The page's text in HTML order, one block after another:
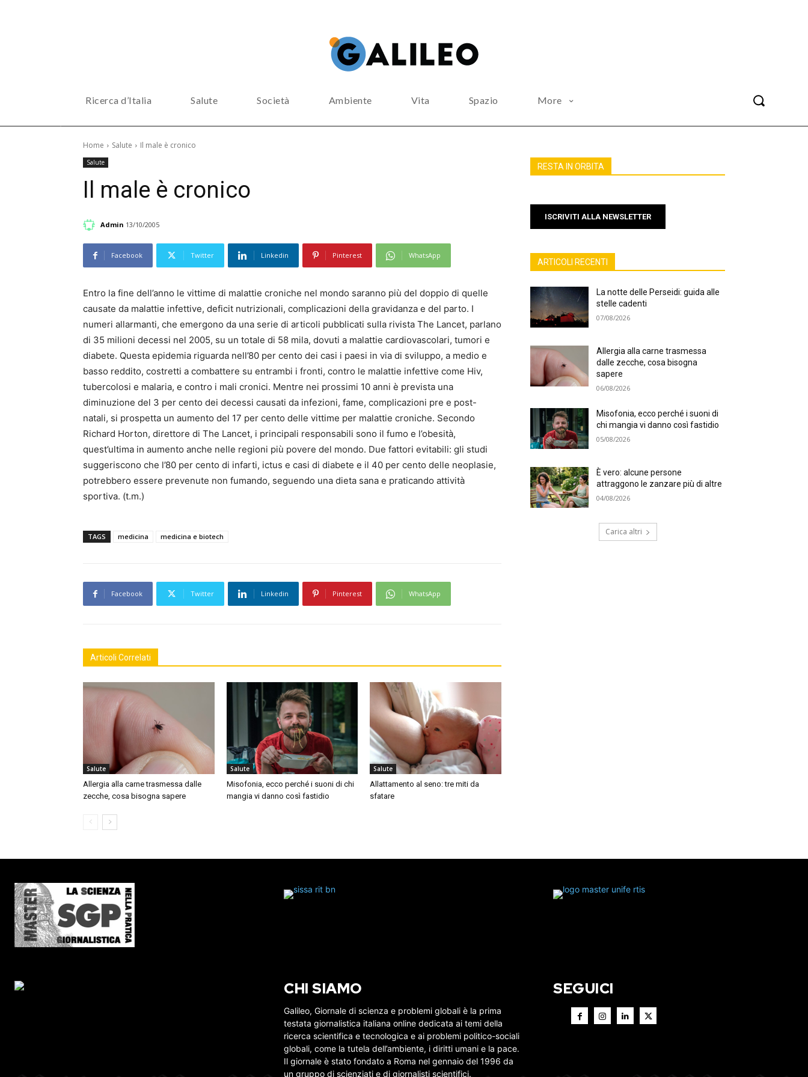
Ricerca d’Italia Salute Società Ambiente Vita Spazio More
Home Salute Il male è cronico
Salute
Il male è cronico
Admin 13/10/2005
Facebook Twitter Linkedin Pinterest WhatsApp
Entro la fine dell’anno le vittime di malattie croniche nel mondo saranno più del doppio di quelle
causate da malattie infettive, deficit nutrizionali, complicazioni della gravidanza e del parto. I
numeri allarmanti, che emergono da una serie di articoli pubblicati sulla rivista The Lancet, parlano
di 35 milioni decessi nel 2005, su un totale di 58 mila, dovuti a malattie cardiovascolari, tumori e
diabete. Questa epidemia riguarda nell’80 per cento dei casi i paesi in via di sviluppo, a medio e
basso reddito, costretti a combattere su entrambi i fronti, contro le malattie infettive come Hiv,
tubercolosi e malaria, e contro i mali cronici. Mentre nei prossimi 10 anni è prevista una
diminuzione del 3 per cento dei decessi causati da infezioni, fame, complicazioni pre e post-
natali, si prospetta un aumento del 17 per cento delle vittime per malattie croniche. Secondo
Richard Horton, direttore di The Lancet, i principali responsabili sono il fumo e l’obesità,
quest’ultima in aumento anche nelle regioni più povere del mondo. Due fattori evitabili: gli studi
suggeriscono che l’80 per cento di infarti, ictus e casi di diabete e il 40 per cento delle neoplasie,
potrebbero essere prevenute non fumando, seguendo una dieta sana e praticando attività
sportiva. (t.m.)
TAGS medicina medicina e biotech
Facebook Twitter Linkedin Pinterest WhatsApp
Articoli Correlati
Salute
Allergia alla carne trasmessa dalle
zecche, cosa bisogna sapere
Salute
Misofonia, ecco perché i suoni di chi
mangia vi danno così fastidio
Salute
Allattamento al seno: tre miti da
sfatare
RESTA IN ORBITA
ISCRIVITI ALLA NEWSLETTER
ARTICOLI RECENTI
La notte delle Perseidi: guida alle
stelle cadenti
07/08/2026
Allergia alla carne trasmessa
dalle zecche, cosa bisogna
sapere
06/08/2026
Misofonia, ecco perché i suoni di
chi mangia vi danno così fastidio
05/08/2026
È vero: alcune persone
attraggono le zanzare più di altre
04/08/2026
Carica altri
CHI SIAMO
Galileo, Giornale di scienza e problemi globali è la prima
testata giornalistica italiana online dedicata ai temi della
ricerca scientifica e tecnologica e ai problemi politico-sociali
globali, come la tutela dell’ambiente, i diritti umani e la pace.
Il giornale è stato fondato a Roma nel gennaio del 1996 da
un gruppo di scienziati e di giornalisti scientifici.
SEGUICI